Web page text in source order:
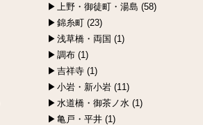
上野・御徒町・湯島 (58)
錦糸町 (23)
浅草橋・両国 (1)
調布 (1)
吉祥寺 (1)
小岩・新小岩 (11)
水道橋・御茶ノ水 (1)
亀戸・平井 (1)